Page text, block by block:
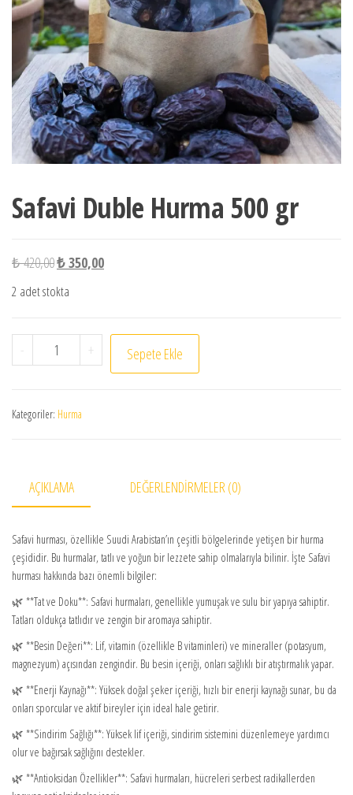
Safavi Duble Hurma 500 gr
₺420,00Orijinal fiyat: ₺ 420,00.
₺350,00Şu andaki fiyat: ₺ 350,00.
2 adet stokta
- Safavi Duble Hurma 500 gr adet
+ Sepete Ekle
Kategoriler: Hurma
AÇIKLAMA DEĞERLENDIRMELER (0)
Safavi hurması, özellikle Suudi Arabistan’ın çeşitli bölgelerinde yetişen bir hurma
çeşididir. Bu hurmalar, tatlı ve yoğun bir lezzete sahip olmalarıyla bilinir. İşte Safavi
hurması hakkında bazı önemli bilgiler:
🌿 **Tat ve Doku**: Safavi hurmaları, genellikle yumuşak ve sulu bir yapıya sahiptir.
Tatları oldukça tatlıdır ve zengin bir aromaya sahiptir.
🌿 **Besin Değeri**: Lif, vitamin (özellikle B vitaminleri) ve mineraller (potasyum,
magnezyum) açısından zengindir. Bu besin içeriği, onları sağlıklı bir atıştırmalık yapar.
🌿 **Enerji Kaynağı**: Yüksek doğal şeker içeriği, hızlı bir enerji kaynağı sunar, bu da
onları sporcular ve aktif bireyler için ideal hale getirir.
🌿 **Sindirim Sağlığı**: Yüksek lif içeriği, sindirim sistemini düzenlemeye yardımcı
olur ve bağırsak sağlığını destekler.
🌿 **Antioksidan Özellikler**: Safavi hurmaları, hücreleri serbest radikallerden